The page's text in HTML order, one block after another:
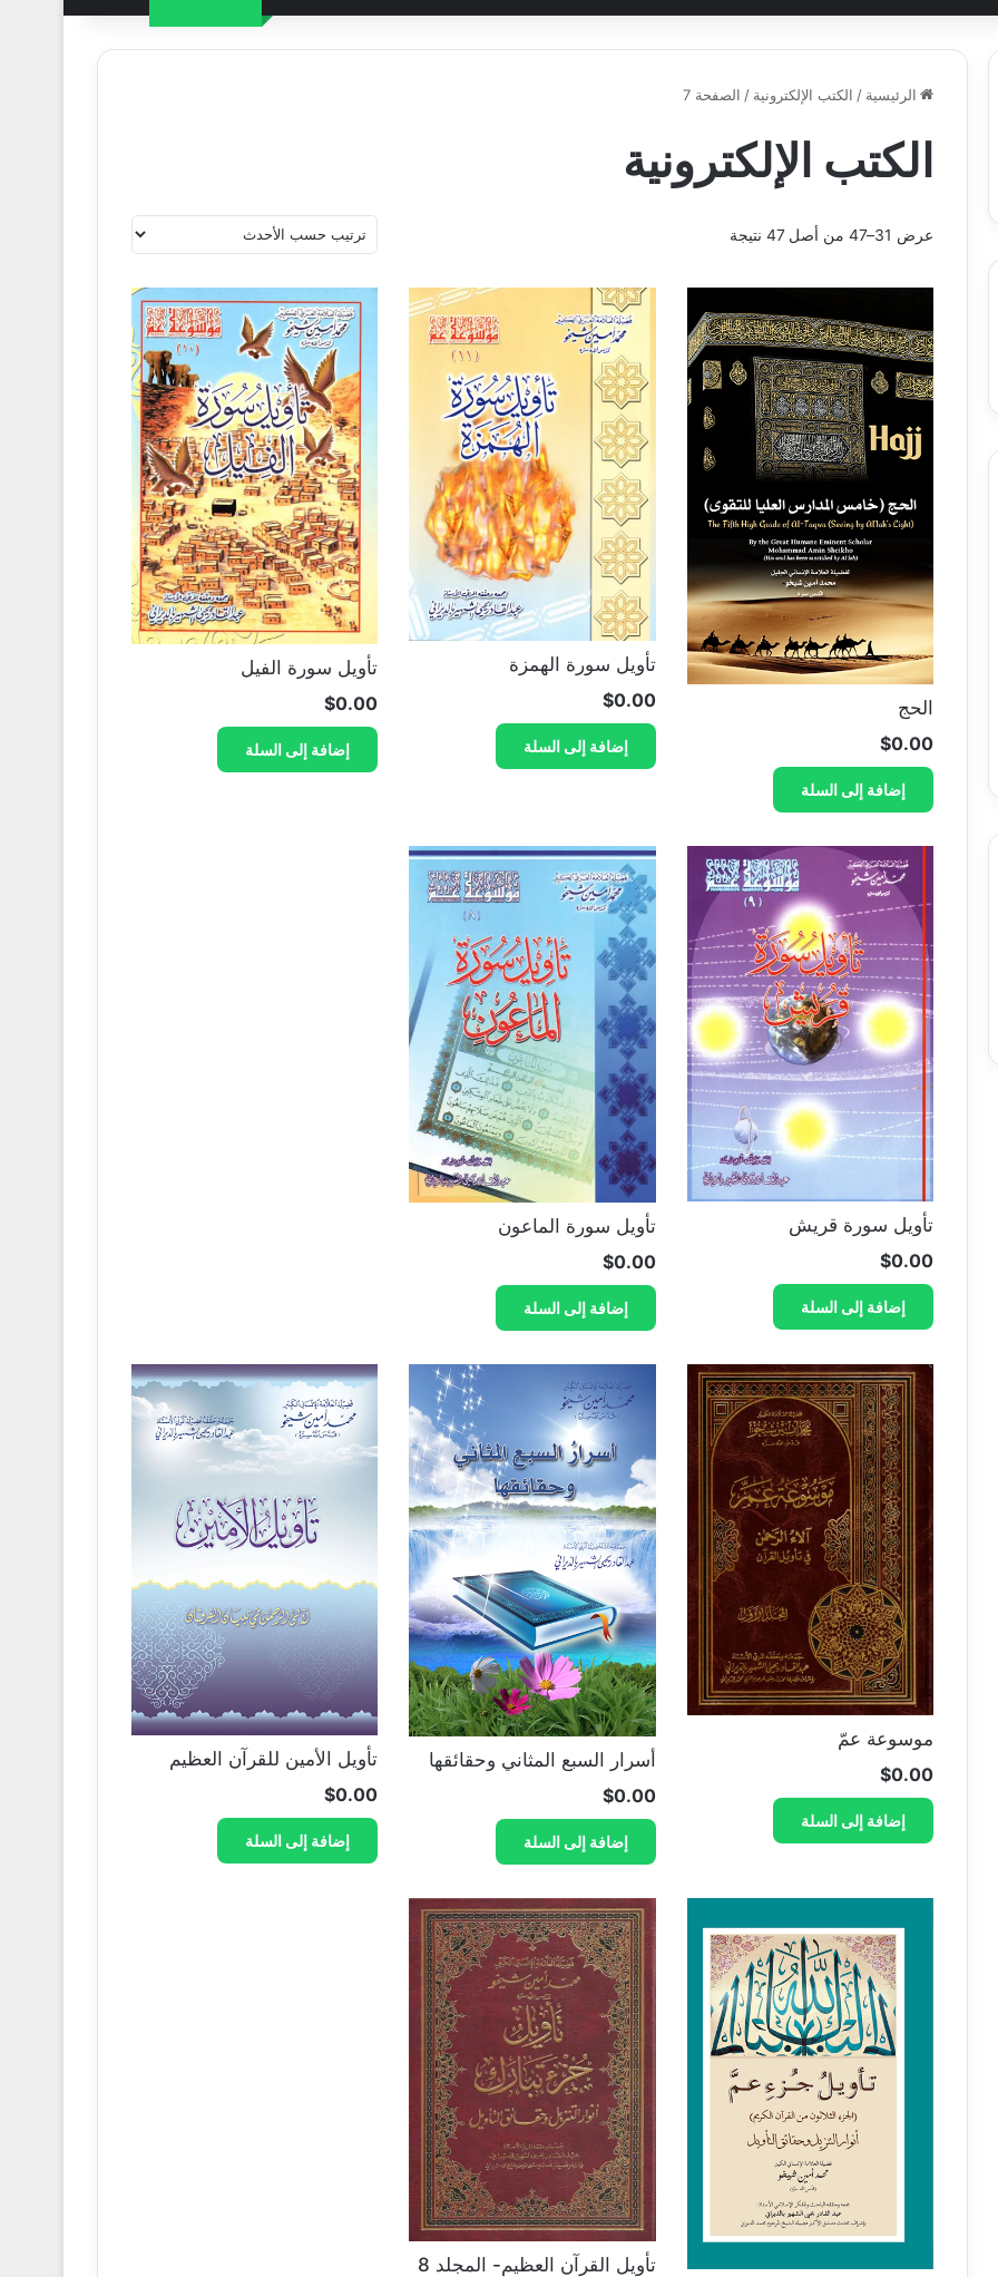
الرئيسية / الكتب الإلكترونية / الصفحة 7
الكتب الإلكترونية
عرض 31–47 من أصل 47 نتيجة
الحج
$0.00
إضافة إلى السلة
تأويل سورة الهمزة
$0.00
إضافة إلى السلة
تأويل سورة الفيل
$0.00
إضافة إلى السلة
تأويل سورة قريش
$0.00
إضافة إلى السلة
تأويل سورة الماعون
$0.00
إضافة إلى السلة
موسوعة عمّ
$0.00
إضافة إلى السلة
أسرار السبع المثاني وحقائقها
$0.00
إضافة إلى السلة
تأويل الأمين للقرآن العظيم
$0.00
إضافة إلى السلة
تأويل القرآن العظيم- المجلد 8